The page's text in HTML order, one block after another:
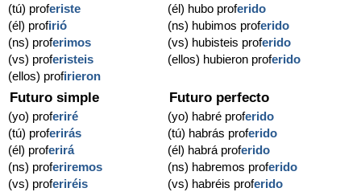
(tú) proferiste
(él) profirió
(ns) proferimos
(vs) proferisteis
(ellos) profirieron
(él) hubo proferido
(ns) hubimos proferido
(vs) hubisteis proferido
(ellos) hubieron proferido
Futuro simple
(yo) proferiré
(tú) proferirás
(él) proferirá
(ns) proferiremos
(vs) proferiréis
Futuro perfecto
(yo) habré proferido
(tú) habrás proferido
(él) habrá proferido
(ns) habremos proferido
(vs) habréis proferido